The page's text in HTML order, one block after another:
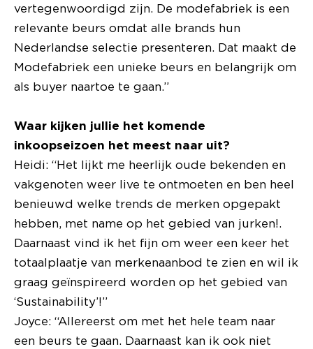
vertegenwoordigd zijn. De modefabriek is een
relevante beurs omdat alle brands hun
Nederlandse selectie presenteren. Dat maakt de
Modefabriek een unieke beurs en belangrijk om
als buyer naartoe te gaan.”
Waar kijken jullie het komende
inkoopseizoen het meest naar uit?
Heidi: “Het lijkt me heerlijk oude bekenden en
vakgenoten weer live te ontmoeten en ben heel
benieuwd welke trends de merken opgepakt
hebben, met name op het gebied van jurken!.
Daarnaast vind ik het fijn om weer een keer het
totaalplaatje van merkenaanbod te zien en wil ik
graag geïnspireerd worden op het gebied van
‘Sustainability’!”
Joyce: “Allereerst om met het hele team naar
een beurs te gaan. Daarnaast kan ik ook niet